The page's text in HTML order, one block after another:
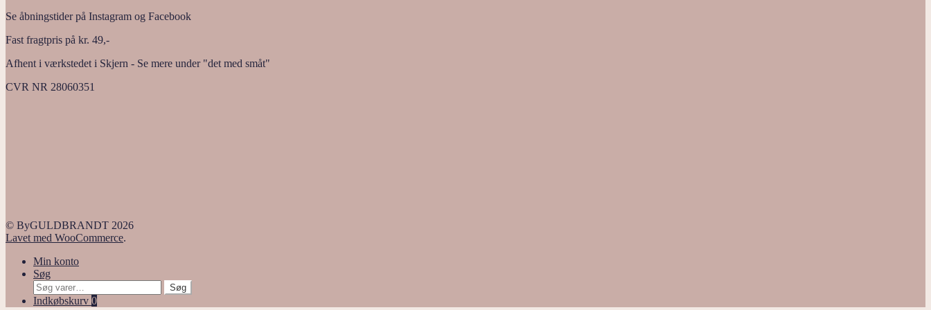
Se åbningstider på Instagram og Facebook
Fast fragtpris på kr. 49,-
Afhent i værkstedet i Skjern - Se mere under "det med småt"
CVR NR 28060351
© ByGULDBRANDT 2026
Lavet med WooCommerce.
Min konto
Søg
Søg
efter:
Søg
Indkøbskurv 0